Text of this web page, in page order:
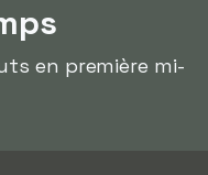
en première mi-